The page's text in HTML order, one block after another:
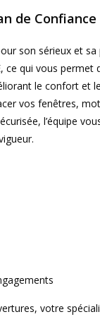
de
son sérieux et
ce qui vous permet
le confort et
vos fenêtres,
l’équipe
votre